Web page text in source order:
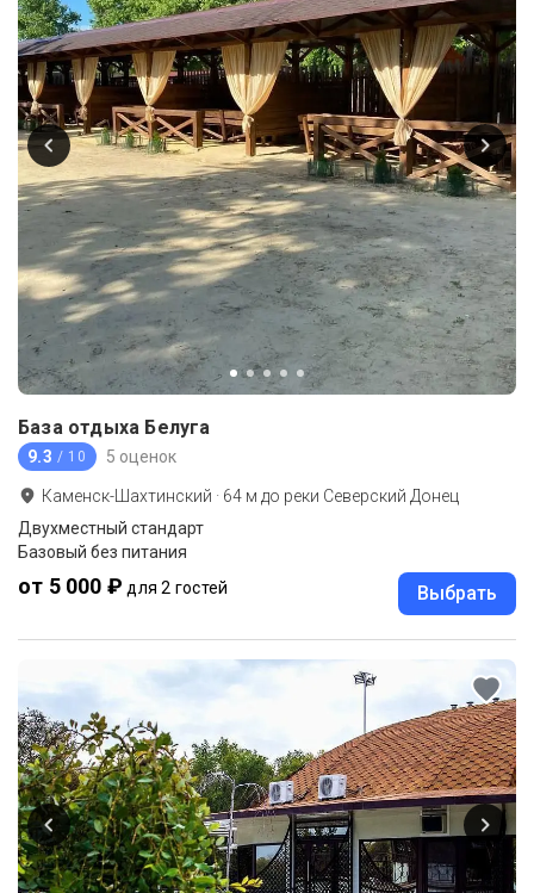
База отдыха Белуга
9.3 / 10 5 оценок
Каменск-Шахтинский · 64 м до реки Северский Донец
Двухместный стандарт
Базовый без питания
от 5 000 ₽ для 2 гостей Выбрать